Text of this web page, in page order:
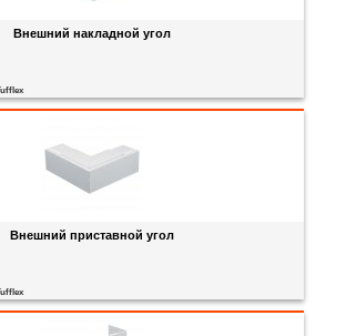
Внешний накладной угол
Внешний приставной угол